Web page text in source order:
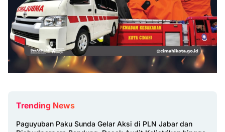
Trending News
Paguyuban Paku Sunda Gelar Aksi di PLN Jabar dan